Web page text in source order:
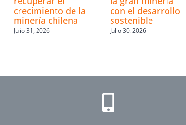
crecimiento de la
minería chilena
Julio 31, 2026
con el desarrollo
sostenible
Julio 30, 2026